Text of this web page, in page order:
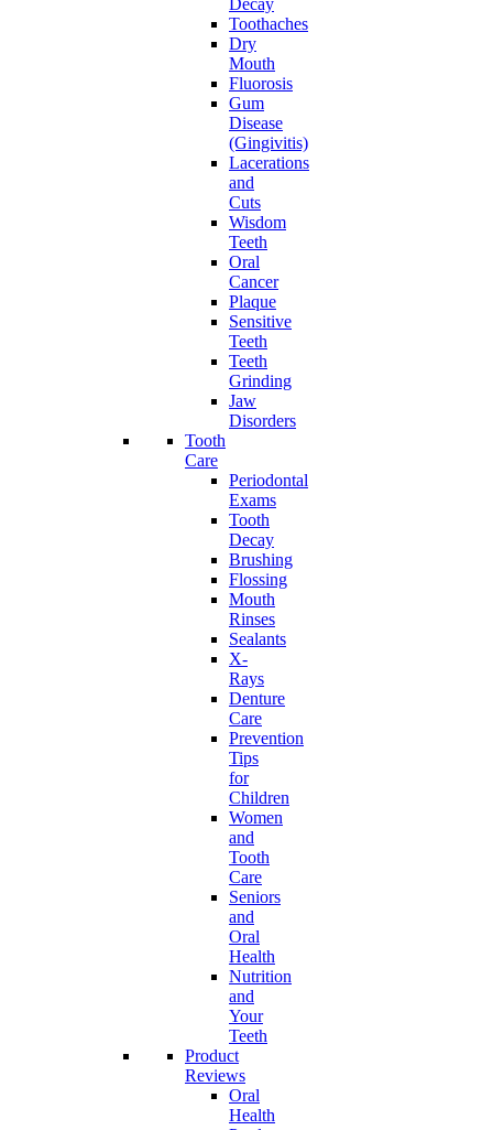
Decay
Toothaches
Dry
Mouth
Fluorosis
Gum
Disease
(Gingivitis)
Lacerations
and
Cuts
Wisdom
Teeth
Oral
Cancer
Plaque
Sensitive
Teeth
Teeth
Grinding
Jaw
Disorders
Tooth
Care
Periodontal
Exams
Tooth
Decay
Brushing
Flossing
Mouth
Rinses
Sealants
X-
Rays
Denture
Care
Prevention
Tips
for
Children
Women
and
Tooth
Care
Seniors
and
Oral
Health
Nutrition
and
Your
Teeth
Product
Reviews
Oral
Health